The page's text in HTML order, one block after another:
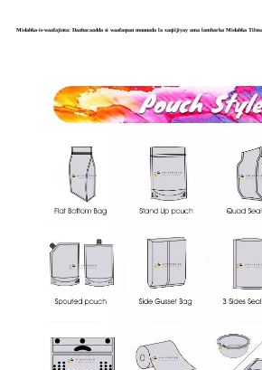
Midabka-is-waafajinta: Daabacaadda si waafaqsan muunada la xaqiijiyay ama lambarka Midabka